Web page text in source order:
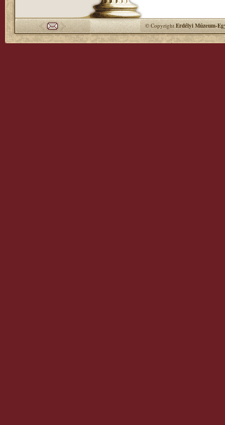
© CopyrightErdélyi Múzeum-